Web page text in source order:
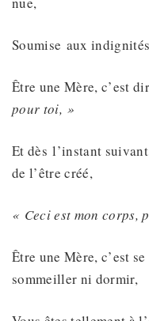
Soumise aux
Être une Mère, c’est
pour toi, »
Et dès l’instant
de l’être créé,
« Ceci est mon corps,
Être une Mère, c’est
sommeiller ni dormir,